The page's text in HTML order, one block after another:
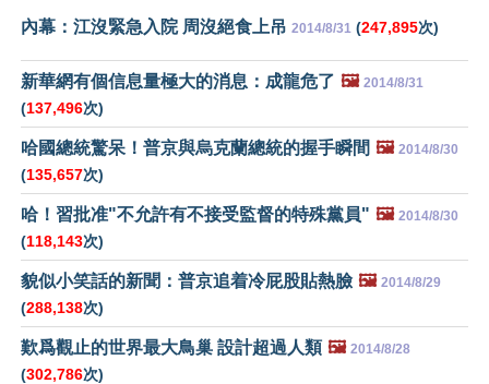
內幕：江沒緊急入院 周沒絕食上吊 2014/8/31 (247,895次)
新華網有個信息量極大的消息：成龍危了 🖼️ 2014/8/31
(137,496次)
哈國總統驚呆！普京與烏克蘭總統的握手瞬間 🖼️ 2014/8/30
(135,657次)
哈！習批准"不允許有不接受監督的特殊黨員" 🖼️ 2014/8/30
(118,143次)
貌似小笑話的新聞：普京追着冷屁股貼熱臉 🖼️ 2014/8/29
(288,138次)
歎爲觀止的世界最大鳥巢 設計超過人類 🖼️ 2014/8/28
(302,786次)